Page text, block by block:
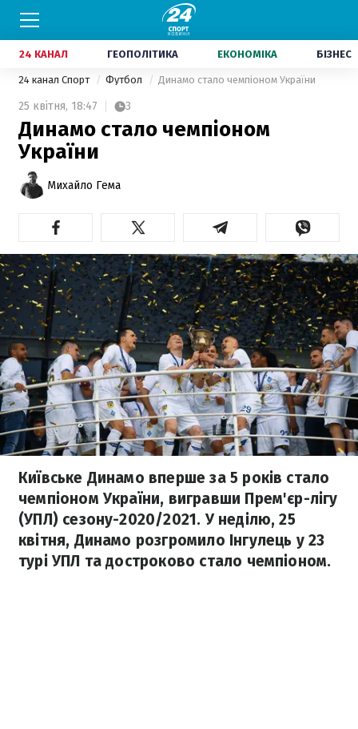
24 КАНАЛ ГЕОПОЛІТИКА ЕКОНОМІКА БІЗНЕС
24 канал Спорт Футбол Динамо стало чемпіоном України
25 квітня, 18:47 3
Динамо стало чемпіоном
України
Михайло Гема
Київське Динамо вперше за 5 років стало
чемпіоном України, вигравши Прем'єр-лігу
(УПЛ) сезону-2020/2021. У неділю, 25
квітня, Динамо розгромило Інгулець у 23
турі УПЛ та достроково стало чемпіоном.